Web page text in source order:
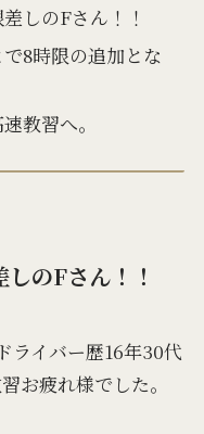
しのFさん！！
8時限の追加とな
教習へ。
のFさん！！
ライバー歴16年30代
お疲れ様でした。